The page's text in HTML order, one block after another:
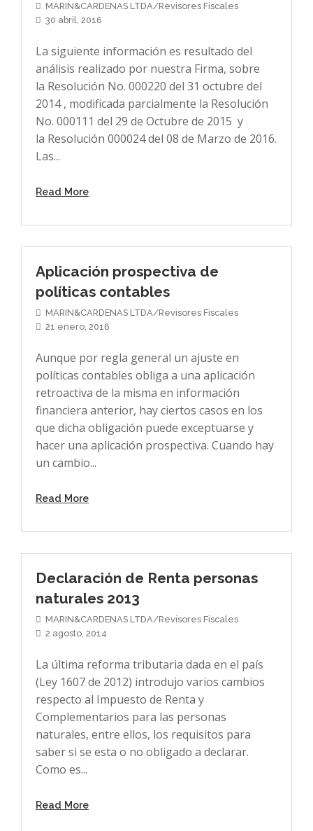
MARIN&CARDENAS LTDA/Revisores Fiscales
30 abril, 2016
La siguiente información es resultado del
análisis realizado por nuestra Firma, sobre
la Resolución No. 000220 del 31 octubre del
2014 , modificada parcialmente la Resolución
No. 000111 del 29 de Octubre de 2015 y
la Resolución 000024 del 08 de Marzo de 2016.
Las...
Read More
Aplicación prospectiva de
políticas contables
MARIN&CARDENAS LTDA/Revisores Fiscales
21 enero, 2016
Aunque por regla general un ajuste en
políticas contables obliga a una aplicación
retroactiva de la misma en información
financiera anterior, hay ciertos casos en los
que dicha obligación puede exceptuarse y
hacer una aplicación prospectiva. Cuando hay
un cambio...
Read More
Declaración de Renta personas
naturales 2013
MARIN&CARDENAS LTDA/Revisores Fiscales
2 agosto, 2014
La última reforma tributaria dada en el país
(Ley 1607 de 2012) introdujo varios cambios
respecto al Impuesto de Renta y
Complementarios para las personas
naturales, entre ellos, los requisitos para
saber si se esta o no obligado a declarar.
Como es...
Read More